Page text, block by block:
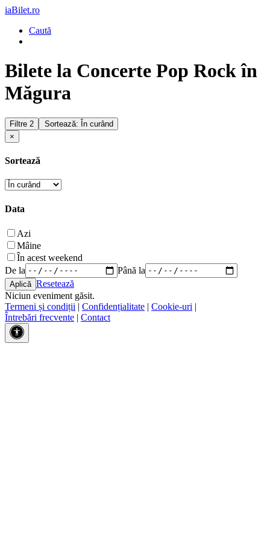
iaBilet.ro
Caută
Bilete la Concerte Pop Rock în
Măgura
Filtre 2
Sortează: În curând
×
Sortează
Data
Azi
Mâine
În acest weekend
De la
Până la
Resetează
Niciun eveniment găsit.
Termeni și condiții | Confidențialitate | Cookie-uri |
Întrebări frecvente | Contact